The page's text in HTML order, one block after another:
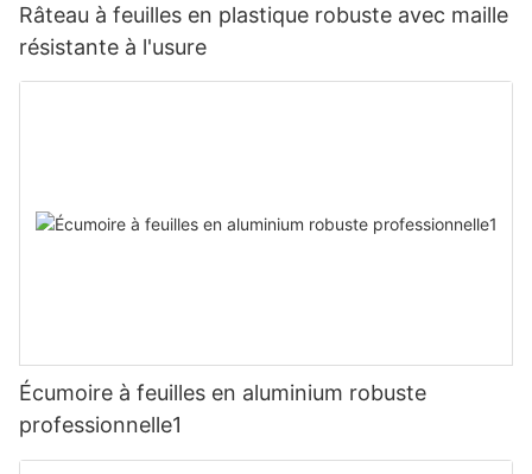
Râteau à feuilles en plastique robuste avec maille
résistante à l'usure
Écumoire à feuilles en aluminium robuste
professionnelle1